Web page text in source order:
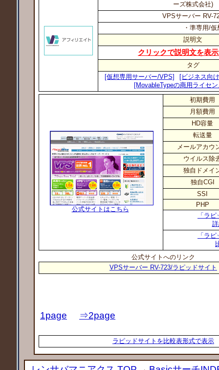
ーズ株式会社)
VPSサーバー RV-
・準専用/
説明文
クリックで説明文を表
タグ
[仮想専用サーバー/VPS]
[ビジネス向
[MovableTypeの商用ライセ
公式サイトはこちら
初期費用
月額費用
HD容量
転送量
メールアカウ
ウイルス除
独自ドメイ
独自CGI
SSI
PHP
「ラ
「ラ
公式サイトへのリンク
VPSサーバー RV-723/ラピッドサイト
1page ⇒2page
ラピッドサイトを比較表形式で表示